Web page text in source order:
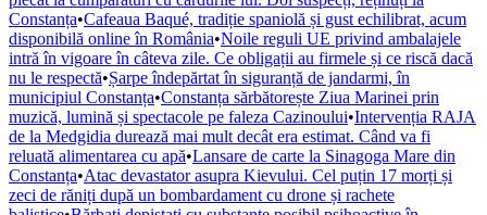
Constanța•Cafeaua Baqué, tradiție spaniolă și gust echilibrat, acum
disponibilă online în România•Noile reguli UE privind ambalajele
intră în vigoare în câteva zile. Ce obligații au firmele și ce riscă dacă
nu le respectă•Șarpe îndepărtat în siguranță de jandarmi, în
municipiul Constanța•Constanța sărbătorește Ziua Marinei prin
muzică, lumină și spectacole pe faleza Cazinoului•Intervenția RAJA
de la Medgidia durează mai mult decât era estimat. Când va fi
reluată alimentarea cu apă•Lansare de carte la Sinagoga Mare din
Constanța•Atac devastator asupra Kievului. Cel puțin 17 morți și
zeci de răniți după un bombardament cu drone și rachete